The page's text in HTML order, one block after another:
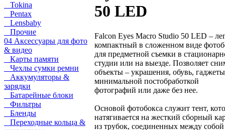
Tokina
Pentax
Lensbaby
Прочие
04 Аксессуары для фото
& видео
Карты памяти
Чехлы сумки ремни
Аккумуляторы &
зарядки
Батарейные блоки
Фильтры
Бленды
Переходные кольца &
50 LED
Falcon Eyes Macro Studio 50 LED –
компактный в сложенном виде
для предметной съемки в
студии или на выезде. Позволяет
объекты – украшения, обувь,
минимальной постобработкой
фотографий или даже без нее.
Основой фотобокса служит тент,
натягивается на жесткий сборный
из трубок, соединенных между собой